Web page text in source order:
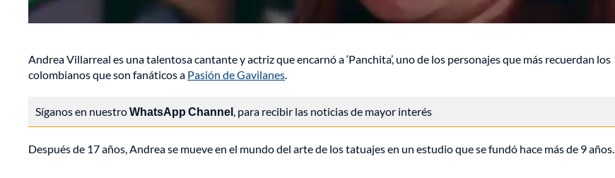
Andrea Villarreal es una talentosa cantante y actriz que encarnó a ‘Panchita’, uno de los personajes que más recuerdan los
colombianos que son fanáticos a Pasión de Gavilanes.
Síganos en nuestroWhatsApp Channel, para recibir las noticias de mayor interés
Después de 17 años, Andrea se mueve en el mundo del arte de los tatuajes en un estudio que se fundó hace más de 9 años.